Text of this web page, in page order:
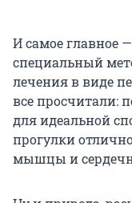
И самое главное
специальный
лечения в виде
все просчитали:
для идеальной
прогулки
мышцы и